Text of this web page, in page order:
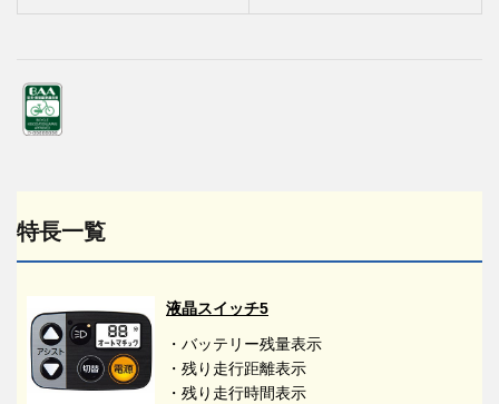
特長一覧
液晶スイッチ5
・バッテリー残量表示
・残り走行距離表示
・残り走行時間表示